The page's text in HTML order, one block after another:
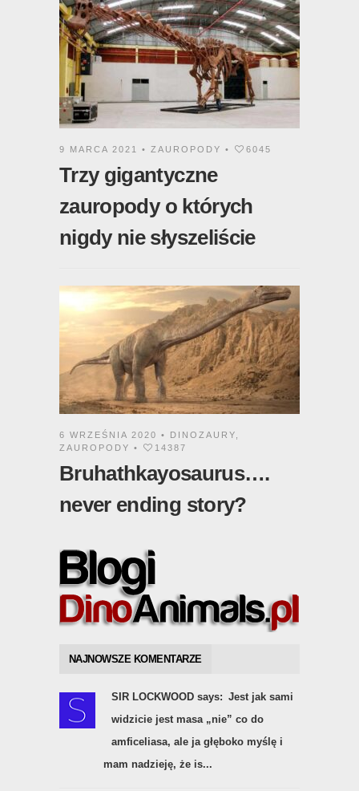
9 MARCA 2021 • ZAUROPODY • 6045
Trzy gigantyczne
zauropody o których
nigdy nie słyszeliście
6 WRZEŚNIA 2020 • DINOZAURY
ZAUROPODY • 14387
Bruhathkayosaurus….
never ending story?
NAJNOWSZE KOMENTARZE
SIR LOCKWOOD says: Jest jak sami
widzicie jest masa „nie” co do
amficeliasa, ale ja głęboko myślę i
mam nadzieję, że is...